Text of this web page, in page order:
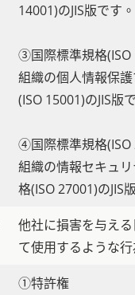
14001)のJIS版です。
③国際標準規格(ISO
組織の個人情報保
(ISO 15001)のJIS版
④国際標準規格(ISO
組織の情報セキュ
格(ISO 27001)のJIS
他社に損害を与え
て使用するような
①特許権